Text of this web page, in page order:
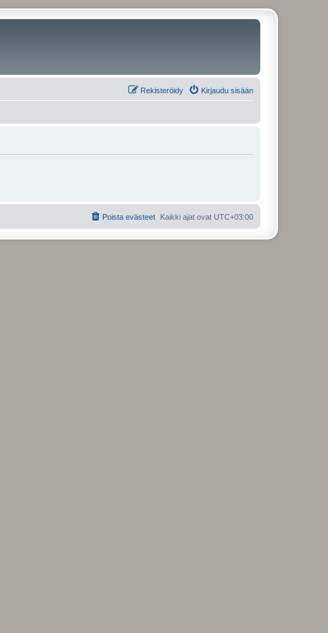
Kirjaudu sisään
Rekisteröidy
Kaikki ajat ovat UTC+03:00
Poista evästeet